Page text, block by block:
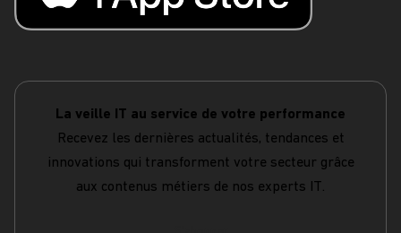
La veille IT au service de votre performance
Recevez les dernières actualités, tendances et
innovations qui transforment votre secteur grâce
aux contenus métiers de nos experts IT.